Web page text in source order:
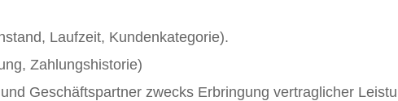
Laufzeit, Kundenkategorie).
Zahlungshistorie)
Geschäftspartner zwecks Erbringung vertraglicher